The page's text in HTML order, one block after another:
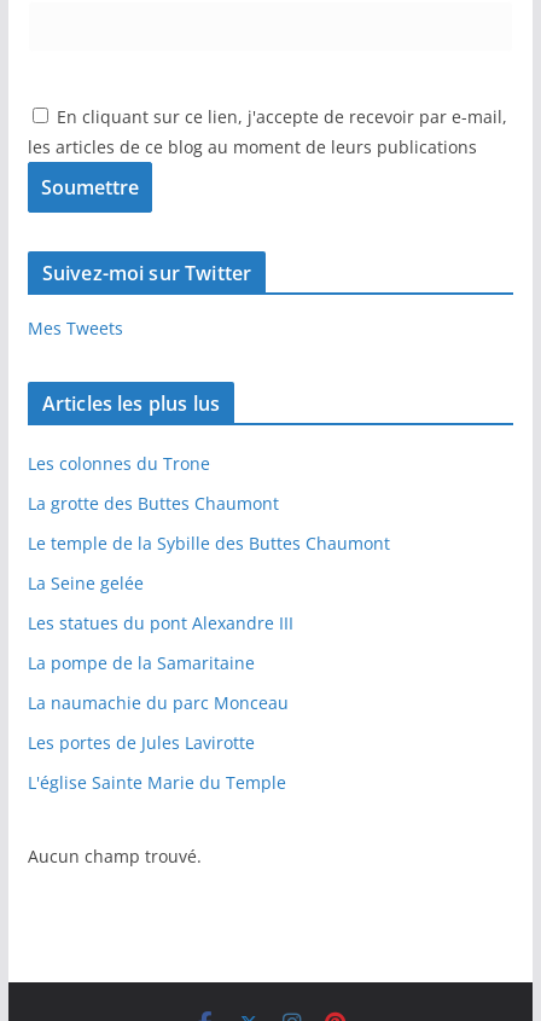
En cliquant sur ce lien, j'accepte de recevoir par e-mail,
les articles de ce blog au moment de leurs publications
Suivez-moi sur Twitter
Mes Tweets
Articles les plus lus
Les colonnes du Trone
La grotte des Buttes Chaumont
Le temple de la Sybille des Buttes Chaumont
La Seine gelée
Les statues du pont Alexandre III
La pompe de la Samaritaine
La naumachie du parc Monceau
Les portes de Jules Lavirotte
L'église Sainte Marie du Temple
Aucun champ trouvé.